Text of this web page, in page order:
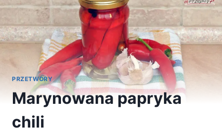
PRZETWORY
Marynowana papryka
chili